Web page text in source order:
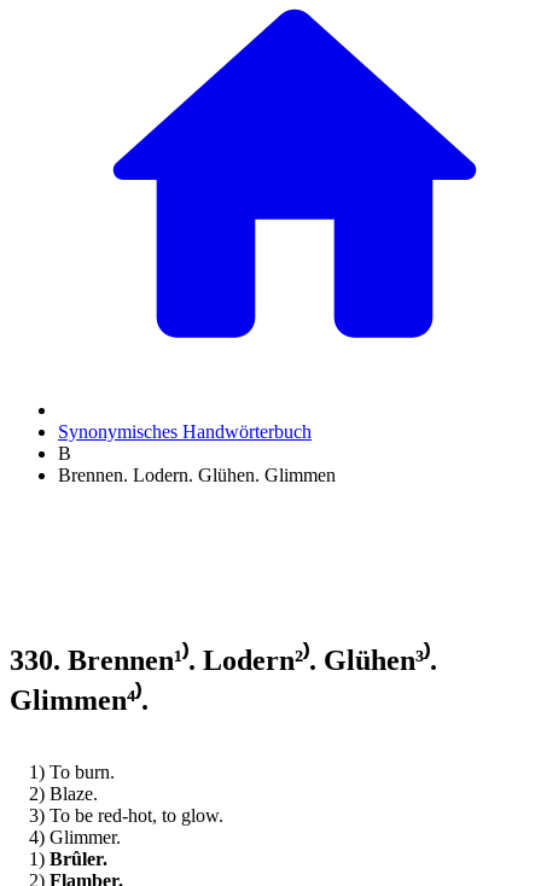
Synonymisches Handwörterbuch
B
Brennen. Lodern. Glühen. Glimmen
330. Brennen¹⁾. Lodern²⁾. Glühen³⁾.
Glimmen⁴⁾.
1) To burn.
2) Blaze.
3) To be red-hot, to glow.
4) Glimmer.
1) Brûler.
2) Flamber.